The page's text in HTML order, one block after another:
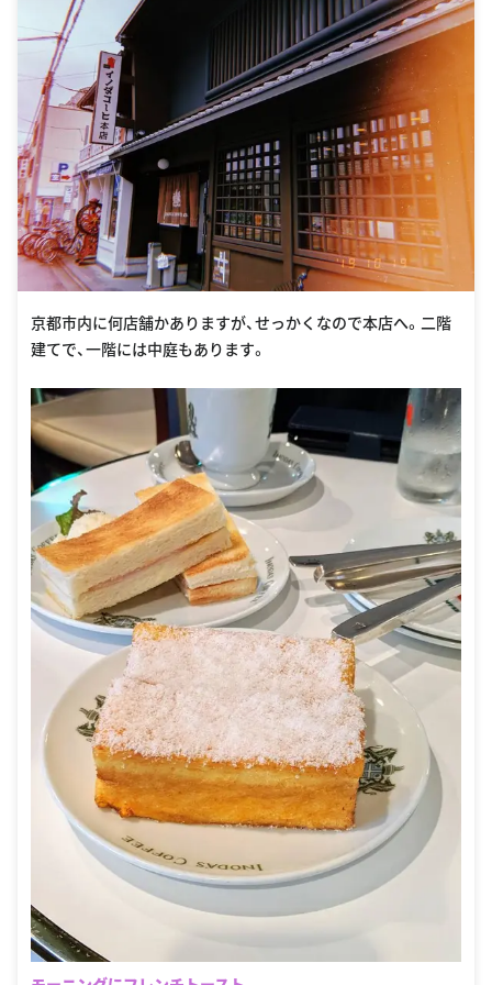
京都市内に何店舗かありますが、せっかくなので本店へ。二階
建てで、一階には中庭もあります。